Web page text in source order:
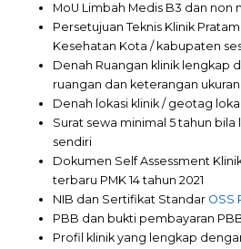
MoU Limbah Medis B3 dan non
Persetujuan Teknis Klinik
Kesehatan Kota / kabupaten
Denah Ruangan klinik lengkap
ruangan dan keterangan
Denah lokasi klinik / geotag
Surat sewa minimal 5 tahun bila
sendiri
Dokumen Self Assessment
terbaru PMK 14 tahun 2021
NIB dan Sertifikat Standar OSS
PBB dan bukti pembayaran
Profil klinik yang lengkap